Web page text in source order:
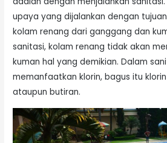
upaya yang dijalankan dengan
kolam renang dari ganggang dan
sanitasi, kolam renang tidak akan
kuman hal yang demikian. Dalam
memanfaatkan klorin, bagus itu
ataupun butiran.